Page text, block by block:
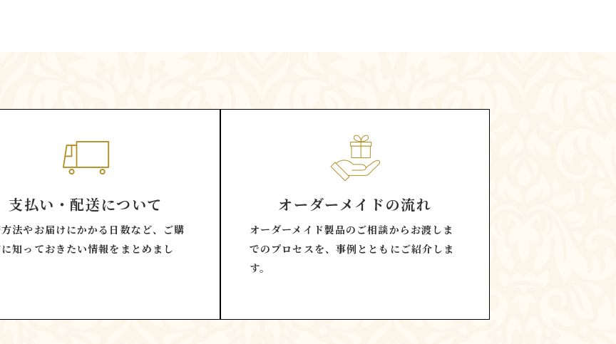
支払い・配送について
法やお届けにかかる日数など、ご購
に知っておきたい情報をまとめまし
オーダーメイドの流れ
オーダーメイド製品のご相談からお渡しま
でのプロセスを、事例とともにご紹介しま
す。